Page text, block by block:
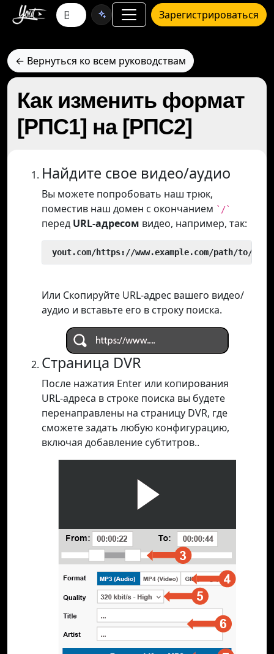
Зарегистрироваться
← Вернуться ко всем руководствам
Как изменить формат
[РПС1] на [РПС2]
Найдите свое видео/аудио
Вы можете попробовать наш трюк,
поместив наш домен с окончанием `/`
перед URL-адресом видео, например, так:
yout.com/https://www.example.com/path/to/
Или Скопируйте URL-адрес вашего видео/
аудио и вставьте его в строку поиска.
Страница DVR
После нажатия Enter или копирования
URL-адреса в строке поиска вы будете
перенаправлены на страницу DVR, где
сможете задать любую конфигурацию,
включая добавление субтитров..